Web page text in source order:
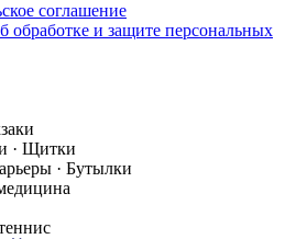
соглашение
обработке и защите персональных
· Щитки
· Бутылки